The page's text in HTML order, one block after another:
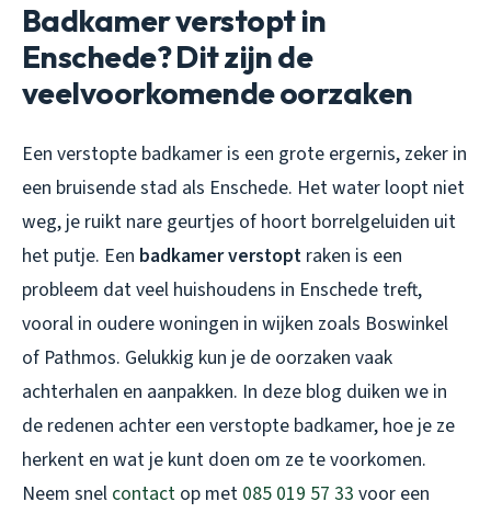
Badkamer verstopt in
Enschede? Dit zijn de
veelvoorkomende oorzaken
Een verstopte badkamer is een grote ergernis, zeker in
een bruisende stad als Enschede. Het water loopt niet
weg, je ruikt nare geurtjes of hoort borrelgeluiden uit
het putje. Een badkamer verstopt raken is een
probleem dat veel huishoudens in Enschede treft,
vooral in oudere woningen in wijken zoals Boswinkel
of Pathmos. Gelukkig kun je de oorzaken vaak
achterhalen en aanpakken. In deze blog duiken we in
de redenen achter een verstopte badkamer, hoe je ze
herkent en wat je kunt doen om ze te voorkomen.
Neem snel contact op met 085 019 57 33 voor een